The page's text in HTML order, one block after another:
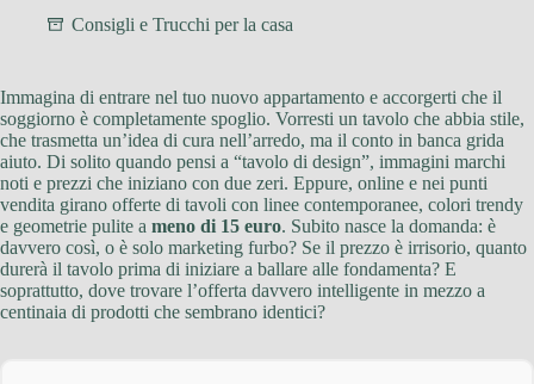
Consigli e Trucchi per la casa
Immagina di entrare nel tuo nuovo appartamento e accorgerti che il
soggiorno è completamente spoglio. Vorresti un tavolo che abbia stile,
che trasmetta un’idea di cura nell’arredo, ma il conto in banca grida
aiuto. Di solito quando pensi a “tavolo di design”, immagini marchi
noti e prezzi che iniziano con due zeri. Eppure, online e nei punti
vendita girano offerte di tavoli con linee contemporanee, colori trendy
e geometrie pulite a meno di 15 euro. Subito nasce la domanda: è
davvero così, o è solo marketing furbo? Se il prezzo è irrisorio, quanto
durerà il tavolo prima di iniziare a ballare alle fondamenta? E
soprattutto, dove trovare l’offerta davvero intelligente in mezzo a
centinaia di prodotti che sembrano identici?